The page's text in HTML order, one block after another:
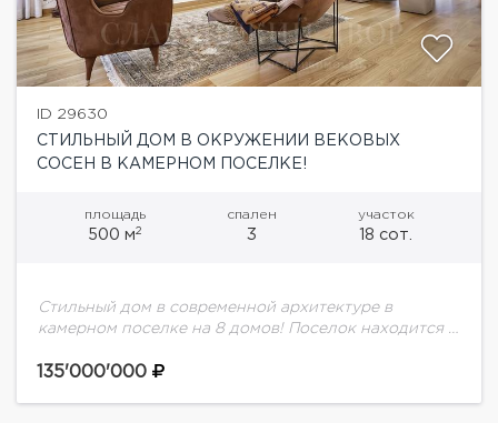
ID 29630
СТИЛЬНЫЙ ДОМ В ОКРУЖЕНИИ ВЕКОВЫХ
СОСЕН В КАМЕРНОМ ПОСЕЛКЕ!
площадь
500 м2
спален
3
участок
18 сот.
Стильный дом в современной архитектуре в
камерном поселке на 8 домов! Поселок находится в
Все соседи построены и заселены.Планировка:
135'000'000